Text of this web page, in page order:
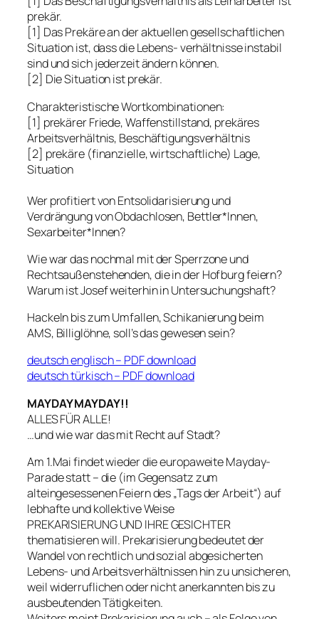
prekär.
[1] Das Prekäre an der aktuellen gesellschaftlichen
Situation ist, dass die Lebens- verhältnisse instabil
sind und sich jederzeit ändern können.
[2] Die Situation ist prekär.
Charakteristische Wortkombinationen:
[1] prekärer Friede, Waffenstillstand, prekäres
Arbeitsverhältnis, Beschäftigungsverhältnis
[2] prekäre (finanzielle, wirtschaftliche) Lage,
Situation
Wer profitiert von Entsolidarisierung und
Verdrängung von Obdachlosen, Bettler*Innen,
Sexarbeiter*Innen?
Wie war das nochmal mit der Sperrzone und
Rechtsaußenstehenden, die in der Hofburg feiern?
Warum ist Josef weiterhin in Untersuchungshaft?
Hackeln bis zum Umfallen, Schikanierung beim
AMS, Billiglöhne, soll’s das gewesen sein?
deutsch englisch – PDF download
deutsch türkisch – PDF download
MAYDAY MAYDAY!!
ALLES FÜR ALLE!
…und wie war das mit Recht auf Stadt?
Am 1.Mai findet wieder die europaweite Mayday-
Parade statt – die (im Gegensatz zum
alteingesessenen Feiern des „Tags der Arbeit“) auf
lebhafte und kollektive Weise
PREKARISIERUNG UND IHRE GESICHTER
thematisieren will. Prekarisierung bedeutet der
Wandel von rechtlich und sozial abgesicherten
Lebens- und Arbeitsverhältnissen hin zu unsicheren,
weil widerruflichen oder nicht anerkannten bis zu
ausbeutenden Tätigkeiten.